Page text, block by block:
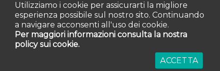
Utilizziamo i cookie per assicurarti la migliore
esperienza possibile sul nostro sito. Continuando
a navigare acconsenti all'uso dei cookie.
Per maggiori informazioni consulta la nostra
policy sui cookie.
ACCETTA